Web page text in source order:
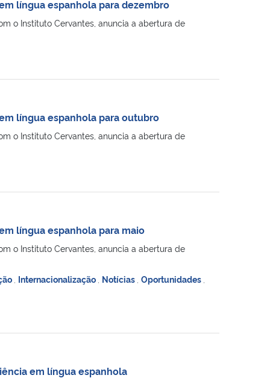
língua espanhola para dezembro
o Instituto Cervantes, anuncia a abertura de
língua espanhola para outubro
o Instituto Cervantes, anuncia a abertura de
língua espanhola para maio
o Instituto Cervantes, anuncia a abertura de
Internacionalização Notícias Oportunidades
em língua espanhola